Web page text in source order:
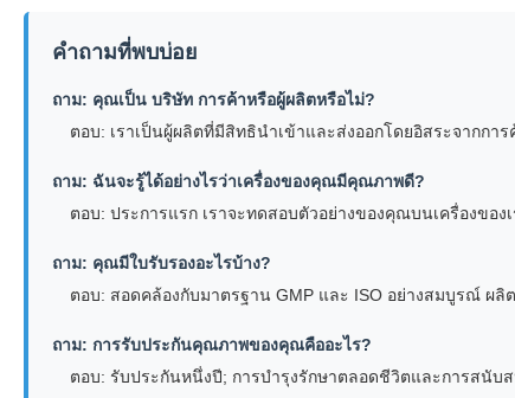
คำถามที่พบบ่อย
ถาม: คุณเป็น บริษัท การค้าหรือผู้ผลิตหรือไม่?
ตอบ: เราเป็นผู้ผลิตที่มีสิทธินำเข้าและส่งออกโดยอิสระจากกา
ถาม: ฉันจะรู้ได้อย่างไรว่าเครื่องของคุณมีคุณภาพดี?
ตอบ: ประการแรก เราจะทดสอบตัวอย่างของคุณบนเครื่องขอ
ถาม: คุณมีใบรับรองอะไรบ้าง?
ตอบ: สอดคล้องกับมาตรฐาน GMP และ ISO อย่างสมบูรณ์ ผ
ถาม: การรับประกันคุณภาพของคุณคืออะไร?
ตอบ: รับประกันหนึ่งปี; การบำรุงรักษาตลอดชีวิตและการสนับ